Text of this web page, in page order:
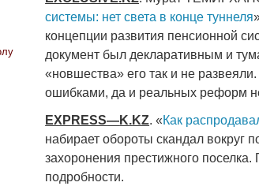
системы: нет света в конце туннеля
концепции развития пенсионной
документ был декларативным и
«новшества» его так и не
ошибками, да и реальных реформ
EXPRESS—K.KZ. «Как
набирает обороты скандал вокруг
захоронения престижного
подробности.